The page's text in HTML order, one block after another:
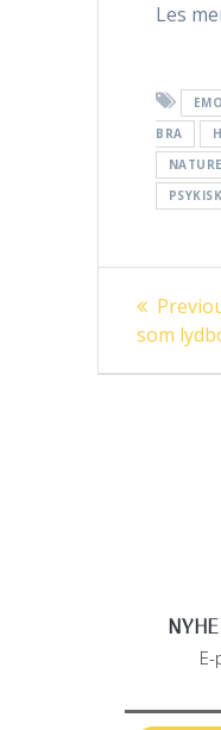
Les
BRA
som